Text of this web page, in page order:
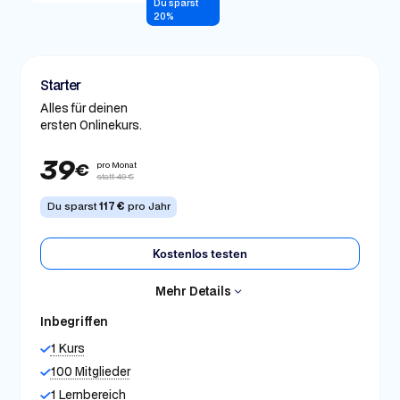
20%
Starter
Alles für deinen
ersten Onlinekurs.
39€
pro Monat
statt 49 €
Du sparst 117 € pro Jahr
Kostenlos testen
Mehr Details
Inbegriffen
1 Kurs
100 Mitglieder
1 Lernbereich